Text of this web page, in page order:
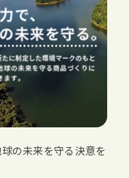
の未来を守る決意を